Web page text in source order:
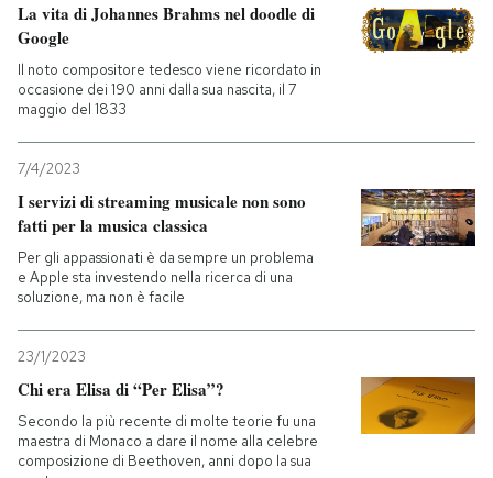
La vita di Johannes Brahms nel doodle di
Google
Il noto compositore tedesco viene ricordato in
occasione dei 190 anni dalla sua nascita, il 7
maggio del 1833
7/4/2023
I servizi di streaming musicale non sono
fatti per la musica classica
Per gli appassionati è da sempre un problema
e Apple sta investendo nella ricerca di una
soluzione, ma non è facile
23/1/2023
Chi era Elisa di “Per Elisa”?
Secondo la più recente di molte teorie fu una
maestra di Monaco a dare il nome alla celebre
composizione di Beethoven, anni dopo la sua